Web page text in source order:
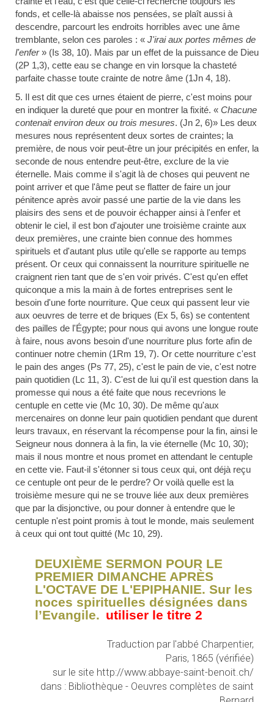
fonds, et celle-là abaisse nos pensées, se plaît aussi à
descendre, parcourt les endroits horribles avec une âme
tremblante, selon ces paroles : « J'irai aux portes mêmes de
l'enfer» (Is 38, 10). Mais par un effet de la puissance de Dieu
(2P 1,3), cette eau se change en vin lorsque la chasteté
parfaite chasse toute crainte de notre âme (1Jn 4, 18).
5. Il est dit que ces urnes étaient de pierre, c'est moins pour
en indiquer la dureté que pour en montrer la fixité. « Chacune
contenait environ deux ou trois mesures. (Jn 2, 6)» Les deux
mesures nous représentent deux sortes de craintes; la
première, de nous voir peut-être un jour précipités en enfer, la
seconde de nous entendre peut-être, exclure de la vie
éternelle. Mais comme il s'agit là de choses qui peuvent ne
point arriver et que l'âme peut se flatter de faire un jour
pénitence après avoir passé une partie de la vie dans les
plaisirs des sens et de pouvoir échapper ainsi à l'enfer et
obtenir le ciel, il est bon d'ajouter une troisième crainte aux
deux premières, une crainte bien connue des hommes
spirituels et d'autant plus utile qu'elle se rapporte au temps
présent. Or ceux qui connaissent la nourriture spirituelle ne
craignent rien tant que de s'en voir privés. C'est qu'en effet
quiconque a mis la main à de fortes entreprises sent le
besoin d'une forte nourriture. Que ceux qui passent leur vie
aux oeuvres de terre et de briques (Ex 5, 6s) se contentent
des pailles de l'Égypte; pour nous qui avons une longue route
à faire, nous avons besoin d'une nourriture plus forte afin de
continuer notre chemin (1Rm 19, 7). Or cette nourriture c'est
le pain des anges (Ps 77, 25), c'est le pain de vie, c'est notre
pain quotidien (Lc 11, 3). C'est de lui qu'il est question dans la
promesse qui nous a été faite que nous recevrions le
centuple en cette vie (Mc 10, 30). De même qu'aux
mercenaires on donne leur pain quotidien pendant que durent
leurs travaux, en réservant la récompense pour la fin, ainsi le
Seigneur nous donnera à la fin, la vie éternelle (Mc 10, 30);
mais il nous montre et nous promet en attendant le centuple
en cette vie. Faut-il s'étonner si tous ceux qui, ont déjà reçu
ce centuple ont peur de le perdre? Or voilà quelle est la
troisième mesure qui ne se trouve liée aux deux premières
que par la disjonctive, ou pour donner à entendre que le
centuple n'est point promis à tout le monde, mais seulement
à ceux qui ont tout quitté (Mc 10, 29).
DEUXIÈME SERMON POUR LE
PREMIER DIMANCHE APRÈS
L'OCTAVE DE L'EPIPHANIE. Sur les
noces spirituelles désignées dans
l’Evangile.
Traduction par l'abbé Charpentier,
Paris, 1865 (vérifiée)
sur le site http://www.abbaye-saint-benoit.ch/
dans : Bibliothèque - Oeuvres complètes de saint